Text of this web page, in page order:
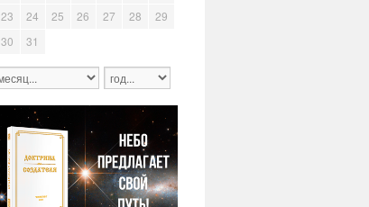
23
24 25 26 27 28
29
30
31